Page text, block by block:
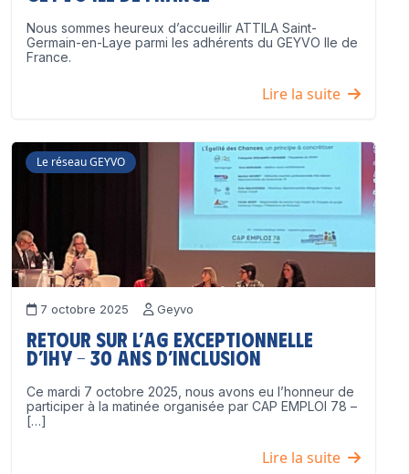
Nous sommes heureux d’accueillir ATTILA Saint-
Germain-en-Laye parmi les adhérents du GEYVO Ile de
France.
Lire la suite
Le réseau GEYVO
7 octobre 2025 Geyvo
Retour sur l’AG exceptionnelle
d’IHY – 30 ans d’inclusion
Ce mardi 7 octobre 2025, nous avons eu l’honneur de
participer à la matinée organisée par CAP EMPLOI 78 –
[…]
Lire la suite